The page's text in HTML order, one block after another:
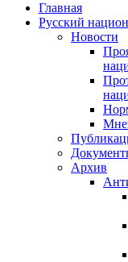
Главная
Русский
Новости
Архив